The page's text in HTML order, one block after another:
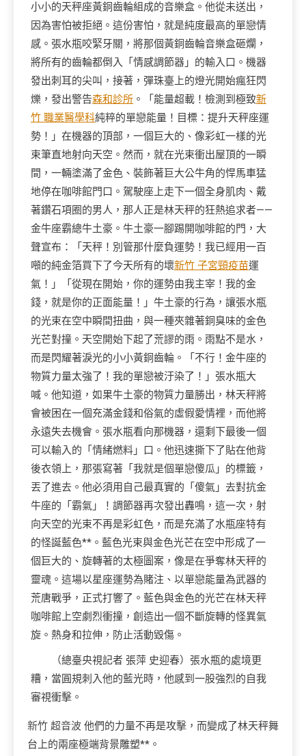
小小的天秤座黃銅齒輪組成的音樂盒。他從未送出，
因為害怕被拒絕。這份害怕，就是純度最高的單戀情
感。張水瓶咬緊牙關，將那個黃銅齒輪音樂盒砸爛，
將所有的齒輪都倒入「情感調節器」的輸入口。機器
發出刺耳的尖叫，接著，彈珠臺上的燈光開始瘋狂閃
爍，發出警告森和診所 。「能量超載！檢測到極致新
竹 職業醫學科純粹的單戀能量！目標：提升天秤座運
勢！」在機器的頂部，一個巨大的、像彩虹一樣的光
束筆直地射向天空。然而，就在光束衝出屋頂的一瞬
間，一輛塗滿了金色、裝飾著巨大公牛角的悍馬車猛
地停在咖啡館門口。駕駛座上走下一個全身肌肉、戴
著鑽石項圈的男人，那人正是林天秤的狂熱追求者——
金牛座霸總牛土豪。牛土豪一腳踢開咖啡館的門，大
聲宣布：「天秤！別管那什麼負運勢！我已經用一百
噸的純金箔買下了今天所有的壞新竹 子宮頸疫苗運
氣！」「從現在開始，你的運勢由我主宰！我的金
錢，就是你的正面能量！」牛土豪的行為，讓張水瓶
的光束在空中瞬間扭曲，與一種夾雜著銅臭味的金色
光芒對撞。天空開始下起了荒謬的雨。雨點不是水，
而是閃耀著淚光的小小黃銅齒輪。「不行！金牛座的
物質力量太強了！我的單戀被汙染了！」張水瓶大
喊。他知道，如果牛土豪的物質力量勝出，林天秤將
會被困在一個充滿金錢和俗氣的虛假愛情裡，而他將
永遠失去機會。張水瓶看向那機器，還剩下最後一個
可以輸入的「情緒燃料」口。他迅速撕下了貼在他背
後衣領上，那張寫著「我就是個單戀傻瓜」的標籤，
丟了進去。他必須用自己最真實的「傻氣」去對抗金
牛座的「霸氣」！調節器再次發出轟鳴，這一次，射
向天空的光束不再是彩虹色，而是充滿了水瓶座特有
的怪誕藍色**。藍色光束與金色光芒在空中形成了一
個巨大的、旋轉著的太極圖案，像是在爭奪林天秤的
靈魂。這場以星座運勢為賭注、以單戀能量為武器的
荒唐戰爭，正式打響了。藍色與金色的光芒在林天秤
咖啡館上空劇烈衝撞，創造出一個不斷旋轉的怪異氣
旋。熱身和拉伸，防止活動毀傷。
（總臺央視記者 張萍 史迎春）張水瓶的處境更
糟，當圓規刺入他的藍光時，他感到一股強烈的自我
審視衝擊。
新竹 超音波 他們的力量不再是攻擊，而變成了林天秤舞
台上的兩座極端背景雕塑**。